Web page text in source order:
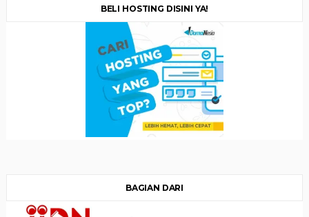
BELI HOSTING DISINI YA!
BAGIAN DARI